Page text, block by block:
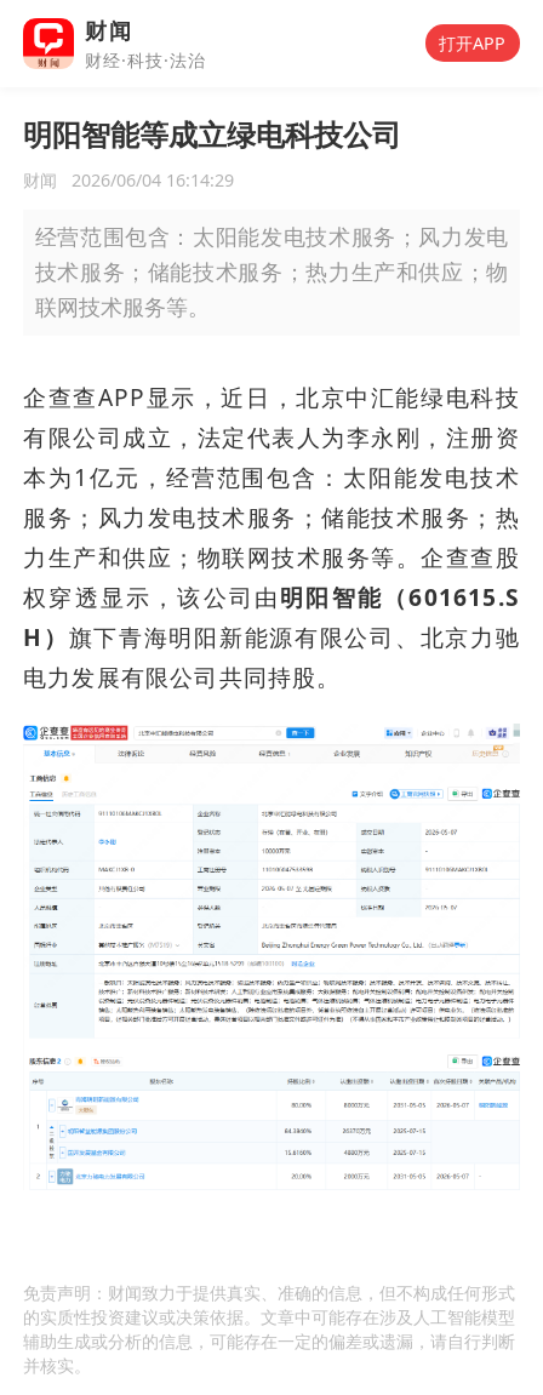
财闻
财经·科技·法治
打开APP
明阳智能等成立绿电科技公司
财闻 2026/06/04 16:14:29
经营范围包含：太阳能发电技术服务；风力发电
技术服务；储能技术服务；热力生产和供应；物
联网技术服务等。
企查查APP显示，近日，北京中汇能绿电科技
有限公司成立，法定代表人为李永刚，注册资
本为1亿元，经营范围包含：太阳能发电技术
服务；风力发电技术服务；储能技术服务；热
力生产和供应；物联网技术服务等。企查查股
权穿透显示，该公司由明阳智能（601615.S
H） 旗下青海明阳新能源有限公司、北京力驰
电力发展有限公司共同持股。
免责声明：财闻致力于提供真实、准确的信息，但不构成任何形式
的实质性投资建议或决策依据。文章中可能存在涉及人工智能模型
辅助生成或分析的信息，可能存在一定的偏差或遗漏，请自行判断
并核实。